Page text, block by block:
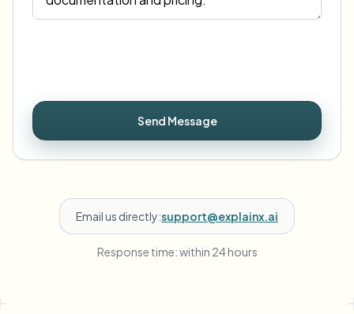
Send Message
Email us directly:support@explainx.ai
Response time: within 24 hours